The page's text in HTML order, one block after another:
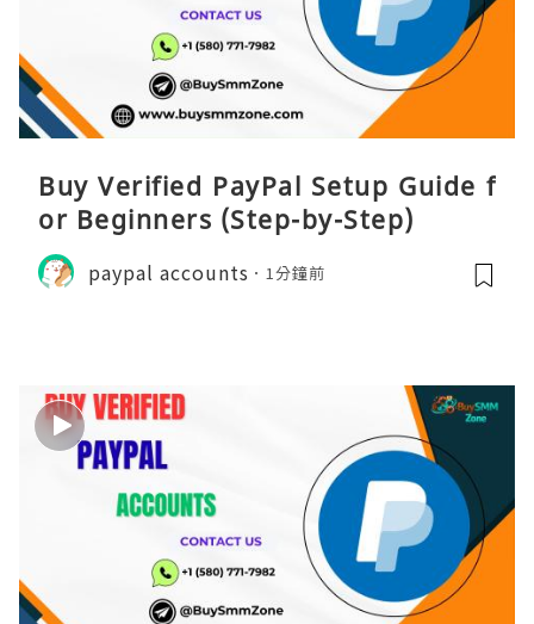
Buy Verified PayPal Setup Guide f
or Beginners (Step-by-Step)
paypal accounts 1分鐘前